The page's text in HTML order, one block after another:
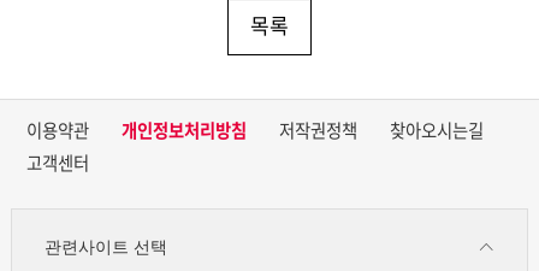
목록
이용약관 개인정보처리방침 저작권정책
찾아오시는길
고객센터
관련사이트 선택